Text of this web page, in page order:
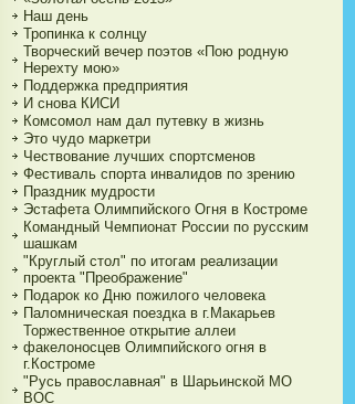
Наш день
Тропинка к солнцу
Творческий вечер поэтов «Пою родную
Нерехту мою»
Поддержка предприятия
И снова КИСИ
Комсомол нам дал путевку в жизнь
Это чудо маркетри
Чествование лучших спортсменов
Фестиваль спорта инвалидов по зрению
Праздник мудрости
Эстафета Олимпийского Огня в Костроме
Командный Чемпионат России по русским
шашкам
"Круглый стол" по итогам реализации
проекта "Преображение"
Подарок ко Дню пожилого человека
Паломническая поездка в г.Макарьев
Торжественное открытие аллеи
факелоносцев Олимпийского огня в
г.Костроме
"Русь православная" в Шарьинской МО
ВОС